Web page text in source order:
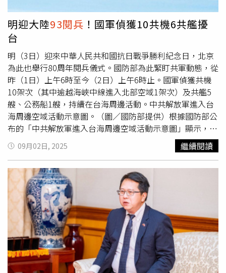
台兒莊》，到近年的《捍卫者》、《八佰》，透過影像和文
化作品，再現中華民族同仇敵愾的抗戰史實。「歷史事實不
會改變，我的立場也沒有改變」。改變的，是現任執政黨刻
意操作「反中」，甚至不敢承認自己政權的正當性根源。洪
秀柱說，中國人是對日抗戰的中流砥柱，無數將士長眠沙
場。身為曾任國民黨主席，自己有責任守護這段抗戰精神。
這不是政治操作，而是最基本的人性良知與民族認同。唯有
如此，才能喚起台灣同胞正視歷史真相，看清國際政治現
實，並以此為基礎，推動兩岸和平共處共榮。洪秀柱強調，
民進黨政府若執意用恐嚇阻止人民參與紀念，不僅顯示其心
虛，更是再次背離台灣社會對抗戰歷史的情感。她要反過來
呼籲：民進黨政府應該放下意識形態，不要再一味崇洋媚
外，而是要勇敢拿回屬於我們的歷史話語權。因為如果連自
己的歷史都不敢講，又憑什麼期待國際社會替我們發聲？最
後，洪秀柱表示，八十年來，和平得來不易。紀念勝利不是
為了挑起仇恨，而是提醒我們：唯有銘記歷史，才能團結民
族，才能贏得話語權，才能共同走向和平復興的中華未來。
的勝利，擊斃300多名日軍，在台灣爸爸不太敢講這事，後
來把這歷史寫下來，現在他跟弟弟和兒子正收集資料補足缺
失。軍人參加93閱兵。（圖／達志／美聯社）
明迎大陸93閱兵 ！國軍偵獲10共機6共艦擾
台
明（3日）迎來中華人民共和國抗日戰爭勝利紀念日，北京
為此也舉行80周年閱兵儀式。國防部為此緊盯共軍動態，從
昨（1日）上午6時至今（2日）上午6時止。國軍偵獲共機
10架次（其中逾越海峽中線進入北部空域1架次）及共艦5
艘、公務船1艘，持續在台海周邊活動。中共解放軍進入台
海周邊空域活動示意圖。（圖／國防部提供）根據國防部公
布的「中共解放軍進入台海周邊空域活動示意圖」顯示，從
昨7時10分到17時10分為止，國軍偵獲中共主戰機10架次在
台海中線沿線活動，其中有1架次逾越中線。國防部強調，
國軍運用任務機、艦及岸置飛彈系統嚴密監控與應處。此
外，國防部也指出，中共預於5日在西昌衛星發射中心，執
行運載火箭衛星發射任務，該火箭預計經我ADIZ朝西太平
洋方向飛行。中共預於5日在西昌衛星發射中心，執行運載
火箭衛星發射任務。（圖／國防部提供）
09月02日, 2025 繼續閱讀